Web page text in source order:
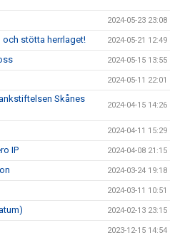
2024-05-23 23:08
och stötta herrlaget! 2024-05-21 12:49
2024-05-15 13:55
2024-05-11 22:01
Skånes
2024-04-15 14:26
2024-04-11 15:29
IP 2024-04-08 21:15
2024-03-24 19:18
2024-03-11 10:51
2024-02-13 23:15
2023-12-15 14:54